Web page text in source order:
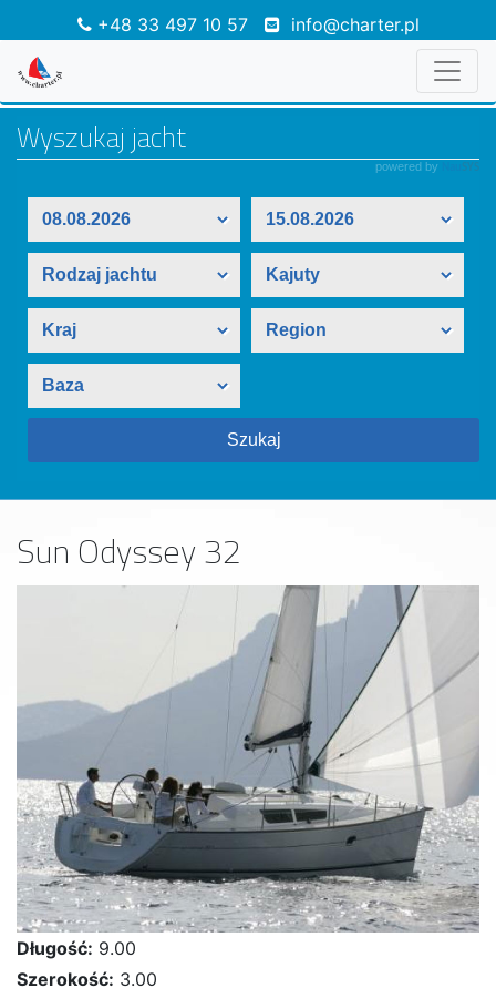
+48 33 497 10 57 info@charter.pl
Sun Odyssey 32
Długość: 9.00
Szerokość: 3.00